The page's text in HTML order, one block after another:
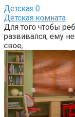
Детская 0
Детская комната
Для того чтобы
развивался, ему
свое,